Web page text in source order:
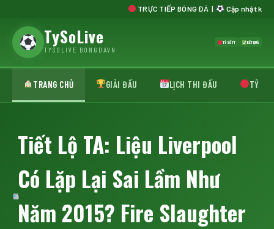
TRỰC TIẾP BÓNG ĐÁ | Cập nhật kết
TySoLive
TYSOLIVE BONGDAVN
TỶ SỐ TT KẾT QUẢ
TRANG CHỦ GIẢI ĐẤU LỊCH THI ĐẤU TỶ SỐ
Tiết Lộ TA: Liệu Liverpool
Có Lặp Lại Sai Lầm Như
Năm 2015? Fire Slaughter